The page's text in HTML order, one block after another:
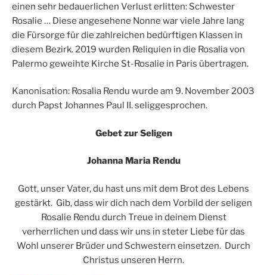
einen sehr bedauerlichen Verlust erlitten: Schwester
Rosalie … Diese angesehene Nonne war viele Jahre lang
die Fürsorge für die zahlreichen bedürftigen Klassen in
diesem Bezirk. 2019 wurden Reliquien in die Rosalia von
Palermo geweihte Kirche St-Rosalie in Paris übertragen.
Kanonisation: Rosalia Rendu wurde am 9. November 2003
durch Papst Johannes Paul II. seliggesprochen.
Gebet zur Seligen
Johanna Maria Rendu
Gott, unser Vater, du hast uns mit dem Brot des Lebens
gestärkt. Gib, dass wir dich nach dem Vorbild der seligen
Rosalie Rendu durch Treue in deinem Dienst
verherrlichen und dass wir uns in steter Liebe für das
Wohl unserer Brüder und Schwestern einsetzen. Durch
Christus unseren Herrn.